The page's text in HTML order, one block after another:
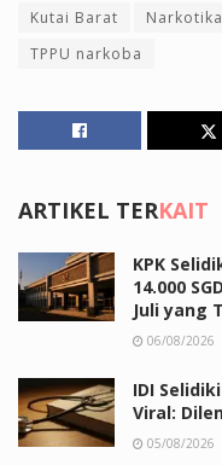
Kutai Barat Narkotika
TPPU narkoba
ARTIKEL TERKAIT
KPK
14.000
Juli yang
06/08/2026
IDI
Viral:
05/08/2026